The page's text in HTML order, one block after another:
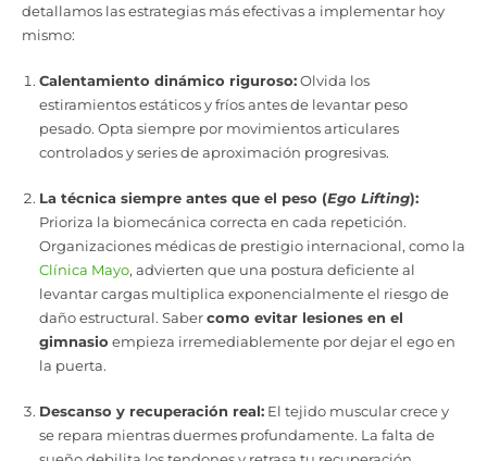
detallamos las estrategias más efectivas a implementar hoy
mismo:
Calentamiento dinámico riguroso:Olvida los
estiramientos estáticos y fríos antes de levantar peso
pesado. Opta siempre por movimientos articulares
controlados y series de aproximación progresivas.
La técnica siempre antes que el peso (Ego Lifting):
Prioriza la biomecánica correcta en cada repetición.
Organizaciones médicas de prestigio internacional, como la
Clínica Mayo, advierten que una postura deficiente al
levantar cargas multiplica exponencialmente el riesgo de
daño estructural. Sabercomo evitar lesiones en el
gimnasio empieza irremediablemente por dejar el ego en
la puerta.
Descanso y recuperación real:El tejido muscular crece y
se repara mientras duermes profundamente. La falta de